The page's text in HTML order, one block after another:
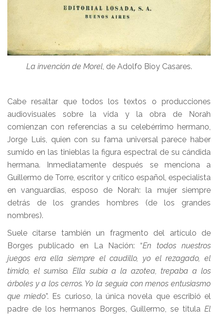
La invención de Morel, de Adolfo Bioy Casares.
Cabe resaltar que todos los textos o producciones
audiovisuales sobre la vida y la obra de Norah
comienzan con referencias a su celebérrimo hermano,
Jorge Luis, quien con su fama universal parece haber
sumido en las tinieblas la figura espectral de su cándida
hermana. Inmediatamente después se menciona a
Guillermo de Torre, escritor y crítico español, especialista
en vanguardias, esposo de Norah: la mujer siempre
detrás de los grandes hombres (de los grandes
nombres).
Suele citarse también un fragmento del artículo de
Borges publicado en La Nación: “En todos nuestros
juegos era ella siempre el caudillo, yo el rezagado, el
tímido, el sumiso. Ella subía a la azotea, trepaba a los
árboles y a los cerros. Yo la seguía con menos entusiasmo
que miedo”. Es curioso, la única novela que escribió el
padre de los hermanos Borges, Guillermo, se titula El